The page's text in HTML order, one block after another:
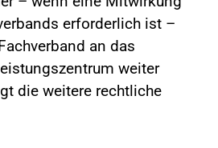
erforderlich ist –
an das
weiter
die weitere rechtliche